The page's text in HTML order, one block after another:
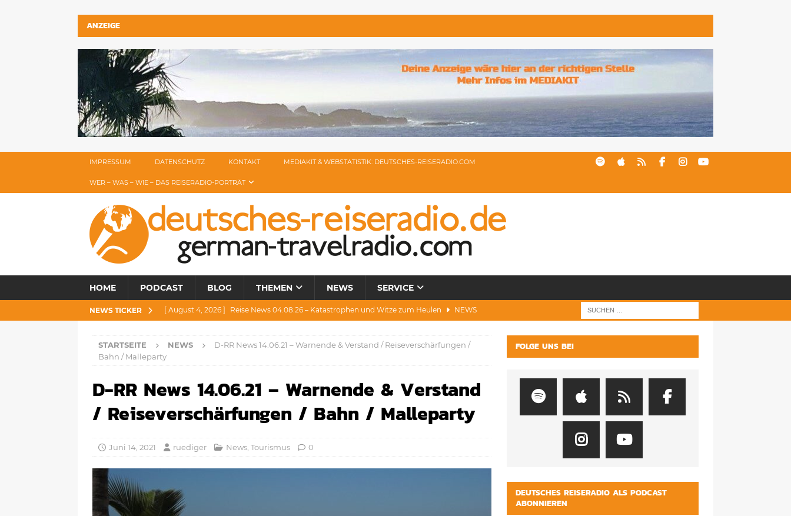
ANZEIGE
IMPRESSUM DATENSCHUTZ KONTAKT MEDIAKIT & WEBSTATISTIK: DEUTSCHES-REISERADIO.COM
WER – WAS – WIE – DAS REISERADIO-PORTRÄT
HOME PODCAST BLOG THEMEN NEWS SERVICE
NEWS TICKER [ August 4, 2026 ] Reise News 04.08.26 – Katastrophen und Witze zum Heulen NEWS
[ Juli 28, 2026 ] Reise News 28.07.26 – Umwelt, Politik, Protest & Warnung NEWS
[ August 6, 2026 ] Reise News 06.08.26 – Luxus, Cool, Wasser & „Flug”-Hunde NEWS
STARTSEITE NEWS
D-RR News 14.06.21 – Warnende & Verstand / Reiseverschärfungen /
Bahn / Malleparty
D-RR News 14.06.21 – Warnende & Verstand
/ Reiseverschärfungen / Bahn / Malleparty
Juni 14, 2021 ruediger News Tourismus 0
FOLGE UNS BEI
DEUTSCHES REISERADIO ALS PODCAST
ABONNIEREN